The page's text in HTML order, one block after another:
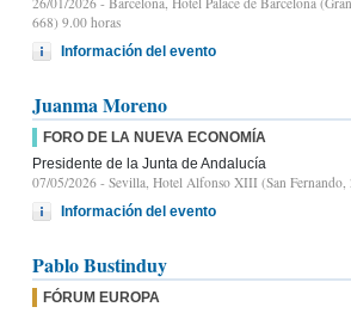
668) 9.00 horas
Información del evento
Juanma Moreno
FORO DE LA NUEVA ECONOMÍA
Presidente de la Junta de Andalucía
07/05/2026 - Sevilla, Hotel Alfonso XIII (San Fernando,
Información del evento
Pablo Bustinduy
FÓRUM EUROPA